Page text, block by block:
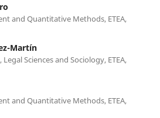
and Quantitative Methods, ETEA,
Martín
Sciences and Sociology, ETEA,
and Quantitative Methods, ETEA,